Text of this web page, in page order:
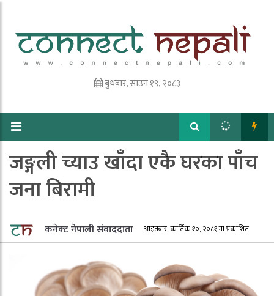
बुधबार, साउन १९, २०८३
जङ्गली च्याउ खाँदा एकै घरका पाँच
जना बिरामी
कनेक्ट नेपाली संवाददाता आइतबार, कार्तिक १०, २०८१ मा प्रकाशित